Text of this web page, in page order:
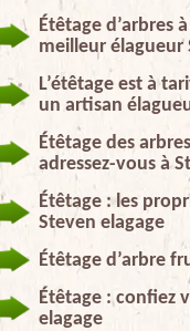
Étêtage d’arbres
meilleur élagueur
L’étêtage est à
un artisan
Étêtage des
adressez-vous à
Étêtage : les
Steven elagage
Étêtage d’arbre
Étêtage : confiez
elagage